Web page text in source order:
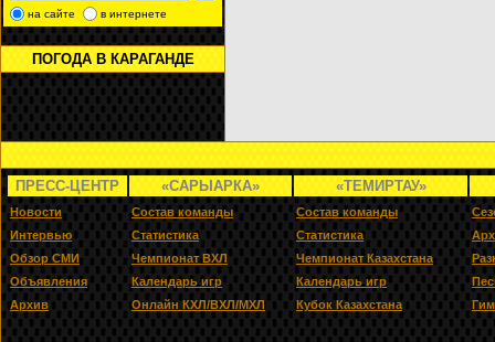
на сайте в интернете
ПОГОДА В КАРАГАНДЕ
ПРЕСС-ЦЕНТР «САРЫАРКА» «ТЕМИРТАУ»
Новости Состав команды Состав команды
Интервью
Статистика Статистика
Обзор СМИ
Чемпионат ВХЛ Чемпионат Казахстана
Объявления
Календарь игр Календарь игр
Архив
Онлайн КХЛ/ВХЛ/МХЛ Кубок Казахстана